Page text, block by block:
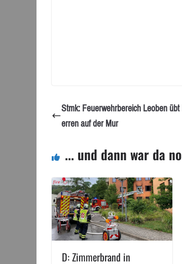
Stmk: Feuerwehrbereich Leoben
erren auf der Mur
... und dann war da
D: Zimmerbrand in